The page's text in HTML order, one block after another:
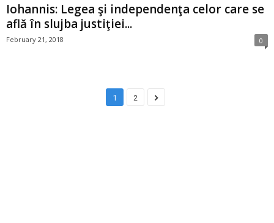
Iohannis: Legea şi independenţa celor care se
află în slujba justiţiei...
February 21, 2018 0
1 2